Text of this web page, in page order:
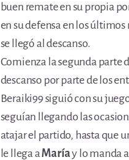
buen remate en su propia
en su defensa en los
se llegó al descanso.
Comienza la segunda parte
descanso por parte de los
Beraiki99 siguió con su
seguían llegando las
atajar el partido, hasta que
le llega aMaríay lo manda